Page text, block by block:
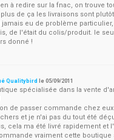
à redire sur la fnac, on trouve
de ça les livraisons sont
eu de problème
de l'était du colis/produit. le
donné !
Qualitybird le05/09/2011
spécialisée dans la vente
de passer commande chez
et je n'ai pas du tout été
cela ma été livré rapidement et
vraiment cette boutique